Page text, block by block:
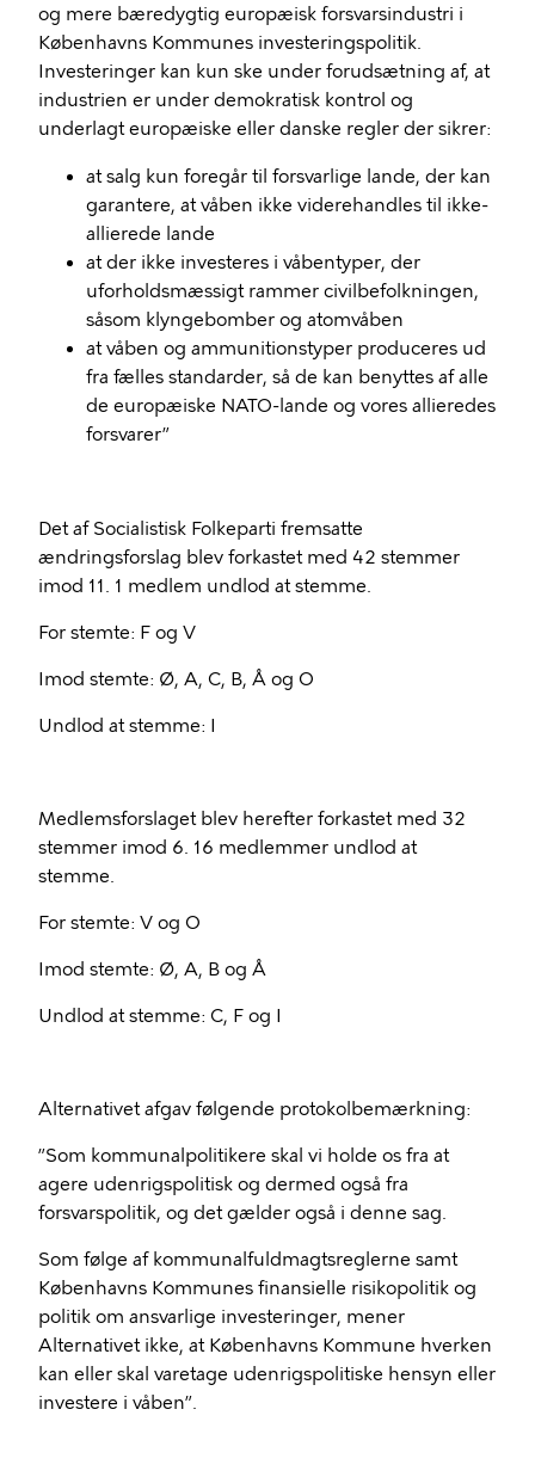
og mere bæredygtig europæisk forsvarsindustri i
Københavns Kommunes investeringspolitik.
Investeringer kan kun ske under forudsætning af, at
industrien er under demokratisk kontrol og
underlagt europæiske eller danske regler der sikrer:
at salg kun foregår til forsvarlige lande, der kan
garantere, at våben ikke viderehandles til ikke-
allierede lande
at der ikke investeres i våbentyper, der
uforholdsmæssigt rammer civilbefolkningen,
såsom klyngebomber og atomvåben
at våben og ammunitionstyper produceres ud
fra fælles standarder, så de kan benyttes af alle
de europæiske NATO-lande og vores allieredes
forsvarer”
Det af Socialistisk Folkeparti fremsatte
ændringsforslag blev forkastet med 42 stemmer
imod 11. 1 medlem undlod at stemme.
For stemte: F og V
Imod stemte: Ø, A, C, B, Å og O
Undlod at stemme: I
Medlemsforslaget blev herefter forkastet med 32
stemmer imod 6. 16 medlemmer undlod at
stemme.
For stemte: V og O
Imod stemte: Ø, A, B og Å
Undlod at stemme: C, F og I
Alternativet afgav følgende protokolbemærkning:
”Som kommunalpolitikere skal vi holde os fra at
agere udenrigspolitisk og dermed også fra
forsvarspolitik, og det gælder også i denne sag.
Som følge af kommunalfuldmagtsreglerne samt
Københavns Kommunes finansielle risikopolitik og
politik om ansvarlige investeringer, mener
Alternativet ikke, at Københavns Kommune hverken
kan eller skal varetage udenrigspolitiske hensyn eller
investere i våben”.